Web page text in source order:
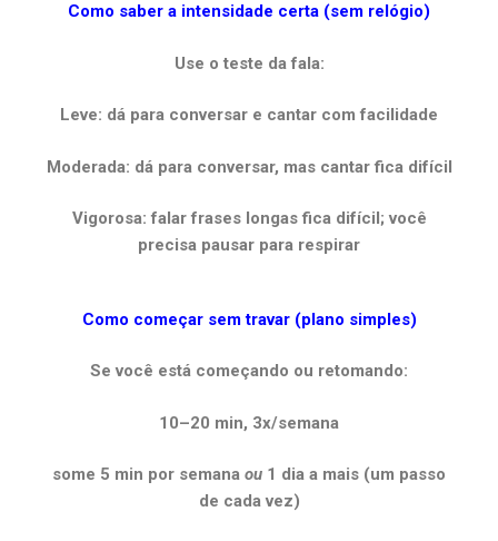
Como saber a intensidade certa (sem relógio)
Use o teste da fala:
Leve: dá para conversar e cantar com facilidade
Moderada: dá para conversar, mas cantar fica difícil
Vigorosa: falar frases longas fica difícil; você
precisa pausar para respirar
Como começar sem travar (plano simples)
Se você está começando ou retomando:
10–20 min, 3x/semana
some 5 min por semana ou 1 dia a mais (um passo
de cada vez)